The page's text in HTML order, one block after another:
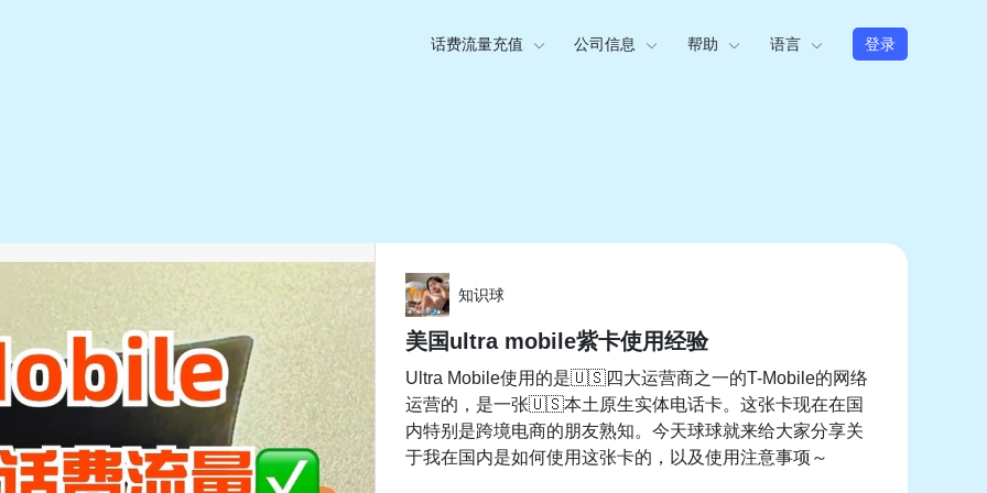
话费流量充值 公司信息 帮助 语言 登录
知识球
美国ultra mobile紫卡使用经验
Ultra Mobile使用的是🇺🇸四大运营商之一的T-Mobile的网络
运营的，是一张🇺🇸本土原生实体电话卡。这张卡现在在国
内特别是跨境电商的朋友熟知。今天球球就来给大家分享关
于我在国内是如何使用这张卡的，以及使用注意事项～